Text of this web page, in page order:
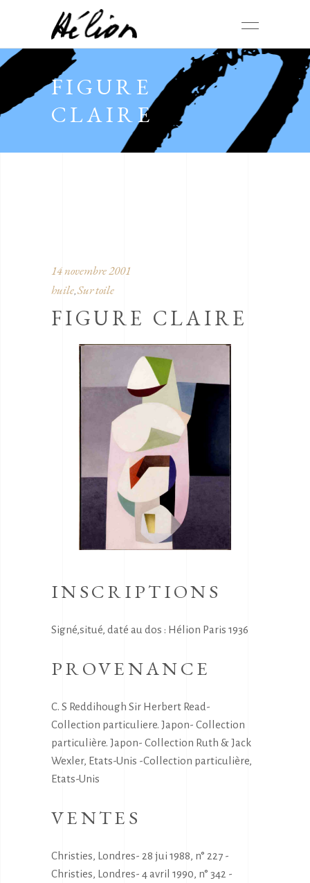
FIGURE
CLAIRE
14 novembre 2001
huile, Sur toile
FIGURE CLAIRE
INSCRIPTIONS
Signé,situé, daté au dos : Hélion Paris 1936
PROVENANCE
C. S Reddihough Sir Herbert Read-
Collection particuliere. Japon- Collection
particulière. Japon- Collection Ruth & Jack
Wexler, Etats-Unis -Collection particulière,
Etats-Unis
VENTES
Christies, Londres- 28 jui 1988, n° 227 -
Christies, Londres- 4 avril 1990, n° 342 -